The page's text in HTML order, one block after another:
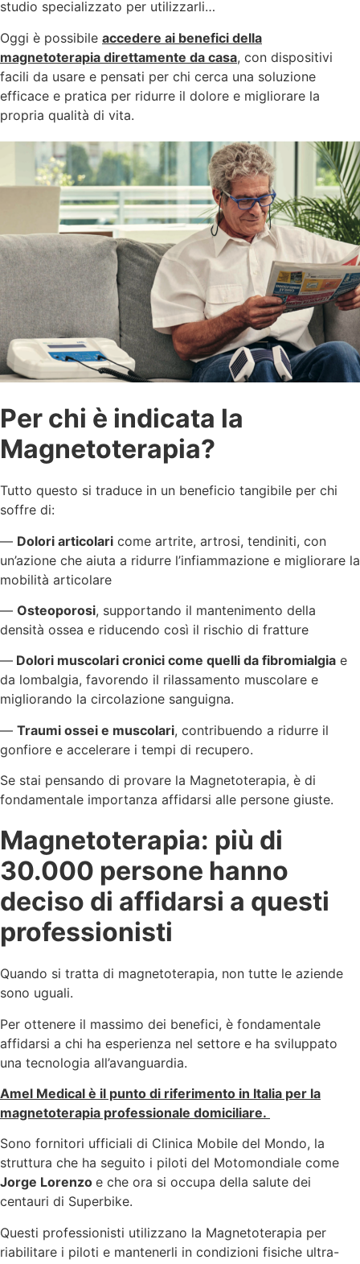
studio specializzato per utilizzarli…
Oggi è possibile accedere ai benefici della
magnetoterapia direttamente da casa, con dispositivi
facili da usare e pensati per chi cerca una soluzione
efficace e pratica per ridurre il dolore e migliorare la
propria qualità di vita.
Per chi è indicata la
Magnetoterapia?
Tutto questo si traduce in un beneficio tangibile per chi
soffre di:
— Dolori articolari come artrite, artrosi, tendiniti, con
un’azione che aiuta a ridurre l’infiammazione e migliorare la
mobilità articolare
— Osteoporosi, supportando il mantenimento della
densità ossea e riducendo così il rischio di fratture
— Dolori muscolari cronici come quelli da fibromialgia e
da lombalgia, favorendo il rilassamento muscolare e
migliorando la circolazione sanguigna.
— Traumi ossei e muscolari, contribuendo a ridurre il
gonfiore e accelerare i tempi di recupero.
Se stai pensando di provare la Magnetoterapia, è di
fondamentale importanza affidarsi alle persone giuste.
Magnetoterapia: più di
30.000 persone hanno
deciso di affidarsi a questi
professionisti
Quando si tratta di magnetoterapia, non tutte le aziende
sono uguali.
Per ottenere il massimo dei benefici, è fondamentale
affidarsi a chi ha esperienza nel settore e ha sviluppato
una tecnologia all’avanguardia.
Amel Medical è il punto di riferimento in Italia per la
magnetoterapia professionale domiciliare.
Sono fornitori ufficiali di Clinica Mobile del Mondo, la
struttura che ha seguito i piloti del Motomondiale come
Jorge Lorenzo e che ora si occupa della salute dei
centauri di Superbike.
Questi professionisti utilizzano la Magnetoterapia per
riabilitare i piloti e mantenerli in condizioni fisiche ultra-